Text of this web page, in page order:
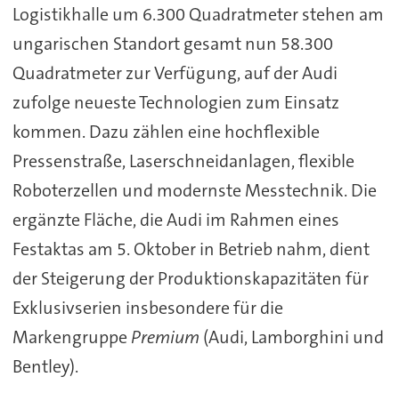
Logistikhalle um 6.300 Quadratmeter stehen am
ungarischen Standort gesamt nun 58.300
Quadratmeter zur Verfügung, auf der Audi
zufolge neueste Technologien zum Einsatz
kommen. Dazu zählen eine hochflexible
Pressenstraße, Laserschneidanlagen, flexible
Roboterzellen und modernste Messtechnik. Die
ergänzte Fläche, die Audi im Rahmen eines
Festaktas am 5. Oktober in Betrieb nahm, dient
der Steigerung der Produktionskapazitäten für
Exklusivserien insbesondere für die
Markengruppe Premium (Audi, Lamborghini und
Bentley).